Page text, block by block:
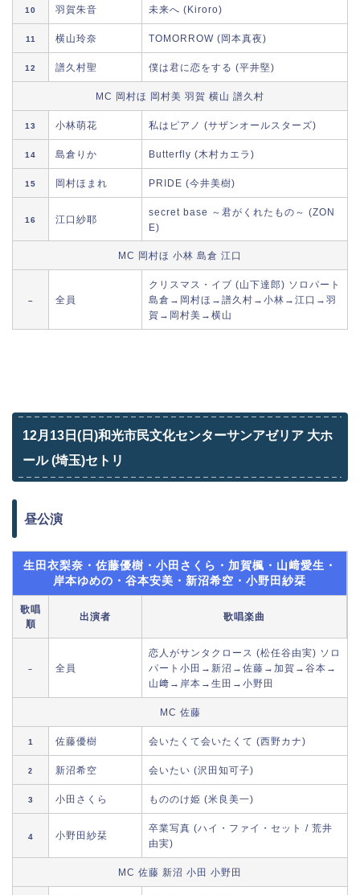
10 羽賀朱音 未来へ (Kiroro)
11 横山玲奈 TOMORROW (岡本真夜)
12 譜久村聖 僕は君に恋をする (平井堅)
MC 岡村ほ 岡村美 羽賀 横山 譜久村
13 小林萌花 私はピアノ (サザンオールスターズ)
14 島倉りか Butterfly (木村カエラ)
15 岡村ほまれ PRIDE (今井美樹)
16 江口紗耶
secret base ～君がくれたもの～ (ZON
E)
MC 岡村ほ 小林 島倉 江口
– 全員
クリスマス・イブ (山下達郎) ソロパート
島倉→岡村ほ→譜久村→小林→江口→羽
賀→岡村美→横山
12月13日(日)和光市民文化センターサンアゼリア 大ホ
ール (埼玉)セトリ
昼公演
生田衣梨奈・佐藤優樹・小田さくら・加賀楓・山﨑愛生・
岸本ゆめの・谷本安美・新沼希空・小野田紗栞
歌唱
順
出演者 歌唱楽曲
– 全員
恋人がサンタクロース (松任谷由実) ソロ
パート小田→新沼→佐藤→加賀→谷本→
山﨑→岸本→生田→小野田
MC 佐藤
1 佐藤優樹 会いたくて会いたくて (西野カナ)
2 新沼希空 会いたい (沢田知可子)
3 小田さくら もののけ姫 (米良美一)
4 小野田紗栞
卒業写真 (ハイ・ファイ・セット / 荒井
由実)
MC 佐藤 新沼 小田 小野田